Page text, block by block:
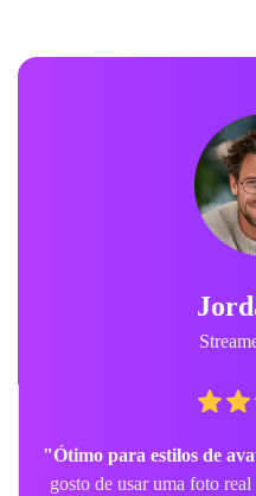
"Ótimo para estilos de
gosto de usar uma foto